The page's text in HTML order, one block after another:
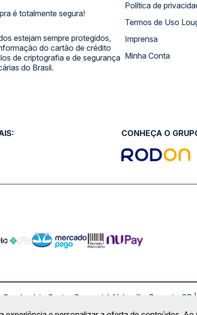
é totalmente segura!
estejam sempre protegidos,
do cartão de crédito
de criptografia e de segurança
do Brasil.
Política de
Termos de Uso
Imprensa
Minha Conta
CONHEÇA O
Centro Comercial Alphaville, Barueri -
Copyright 2026 ©